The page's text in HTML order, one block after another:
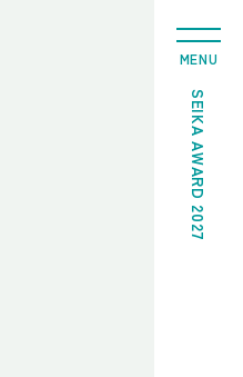
SEIKA AWARD 2027
MENU